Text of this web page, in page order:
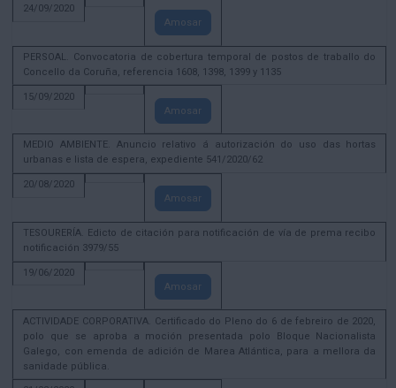
24/09/2020
Amosar
PERSOAL. Convocatoria de cobertura temporal de postos de traballo do
Concello da Coruña, referencia 1608, 1398, 1399 y 1135
15/09/2020
Amosar
MEDIO AMBIENTE. Anuncio relativo á autorización do uso das hortas
urbanas e lista de espera, expediente 541/2020/62
20/08/2020
Amosar
TESOURERÍA. Edicto de citación para notificación de vía de prema recibo
notificación 3979/55
19/06/2020
Amosar
ACTIVIDADE CORPORATIVA. Certificado do Pleno do 6 de febreiro de 2020,
polo que se aproba a moción presentada polo Bloque Nacionalista
Galego, con emenda de adición de Marea Atlántica, para a mellora da
sanidade pública.